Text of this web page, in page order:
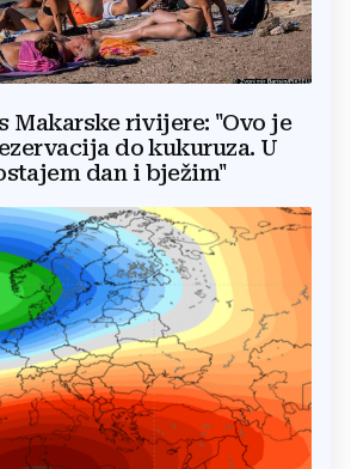
Makarske rivijere: "Ovo je
do kukuruza. U
dan i bježim"